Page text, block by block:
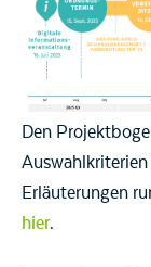
Den
Erläuterungen
hier.